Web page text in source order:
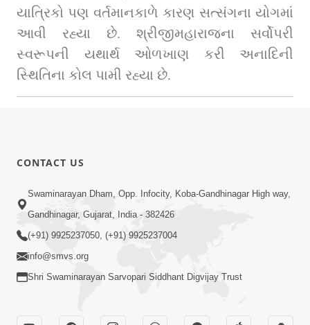
યાત્રિકો પણ વર્તમાનકાળે કારણ સત્સંગના યોગમાં
આવી રહ્યા છે. શ્રીજીમહારાજના સર્વોપરી
સ્વરૂપની યથાર્થ ઓળખાણ કરી અનાદિની
સ્થિતિના કોલ પામી રહ્યા છે.
CONTACT US
Swaminarayan Dham, Opp. Infocity, Koba-Gandhinagar High way,
Gandhinagar, Gujarat, India - 382426
(+91) 9925237050, (+91) 9925237004
info@smvs.org
Shri Swaminarayan Sarvopari Siddhant Digvijay Trust